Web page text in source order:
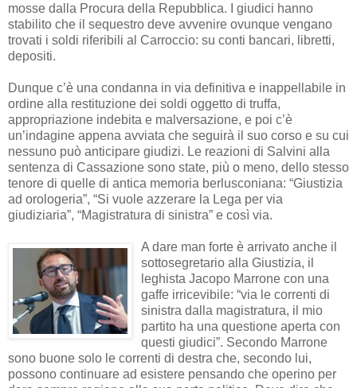
mosse dalla Procura della Repubblica. I giudici hanno
stabilito che il sequestro deve avvenire ovunque vengano
trovati i soldi riferibili al Carroccio: su conti bancari, libretti,
depositi.
Dunque c’è una condanna in via definitiva e inappellabile in
ordine alla restituzione dei soldi oggetto di truffa,
appropriazione indebita e malversazione, e poi c’è
un’indagine appena avviata che seguirà il suo corso e su cui
nessuno può anticipare giudizi. Le reazioni di Salvini alla
sentenza di Cassazione sono state, più o meno, dello stesso
tenore di quelle di antica memoria berlusconiana: “Giustizia
ad orologeria”, “Si vuole azzerare la Lega per via
giudiziaria”, “Magistratura di sinistra” e così via.
A dare man forte è arrivato anche il
sottosegretario alla Giustizia, il
leghista Jacopo Marrone con una
gaffe irricevibile: “via le correnti di
sinistra dalla magistratura, il mio
partito ha una questione aperta con
questi giudici”. Secondo Marrone
sono buone solo le correnti di destra che, secondo lui,
possono continuare ad esistere pensando che operino per